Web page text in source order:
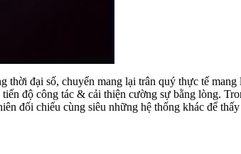
đại số, chuyển mang lại trân quý thực tế
độ công tác & cải thiện cường sự bằng lòng.
đối chiếu cùng siêu những hệ thống khác để